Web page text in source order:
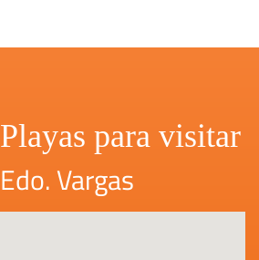
Playas para visitar
Edo. Vargas